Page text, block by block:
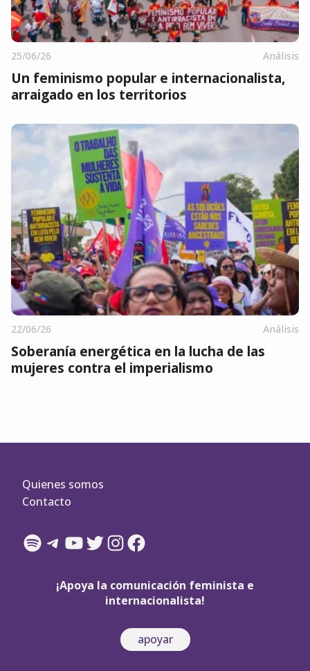
25/06/26 Análisis
Un feminismo popular e internacionalista,
arraigado en los territorios
22/06/26 Análisis
Soberanía energética en la lucha de las
mujeres contra el imperialismo
Quienes somos
Contacto
Spotify
Telegram
YouTube
Twitter
Instagram
Facebook
¡Apoya la comunicación feminista e
internacionalista!
apoyar